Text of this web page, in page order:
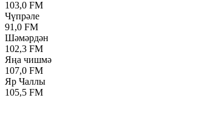
103,0 FM
Чүпрәле
91,0 FM
Шәмәрдән
102,3 FM
Яңа чишмә
107,0 FM
Яр Чаллы
105,5 FM